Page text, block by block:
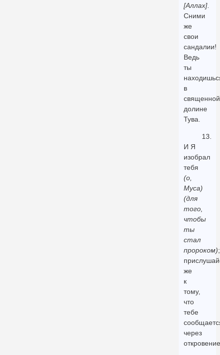
[Аллах].
Сними
же
свои
сандалии!
Ведь
ты
в
священной
долине
Тува.
13.
И Я
изобрал
тебя
(о,
Муса)
(для
того,
чтобы
ты
стал
пророком);
же
к
тому,
что
тебе
через